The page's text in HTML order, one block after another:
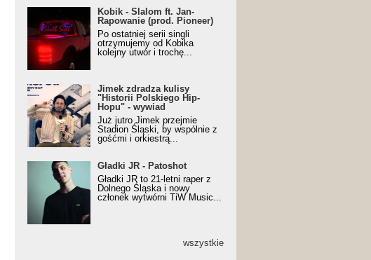
Kobik - Slalom ft. Jan-
Rapowanie (prod. Pioneer)
[Official Music Visualiser]
Kobik - Slalom ft. Jan-
Rapowanie (prod. Pioneer)
Po ostatniej serii singli
otrzymujemy od Kobika
kolejny utwór i trochę...
Jimek zdradza kulisy "Historii
Polskiego Hip-Hopu" - wywiad
Jimek zdradza kulisy
"Historii Polskiego Hip-
Hopu" - wywiad
Już jutro Jimek przejmie
Stadion Śląski, by wspólnie z
gośćmi i orkiestrą...
Gładki JR - Patoshot
Gładki JR - Patoshot
Gładki JR to 21-letni raper z
Dolnego Śląska i nowy
członek wytwórni TiW Music...
wszystkie